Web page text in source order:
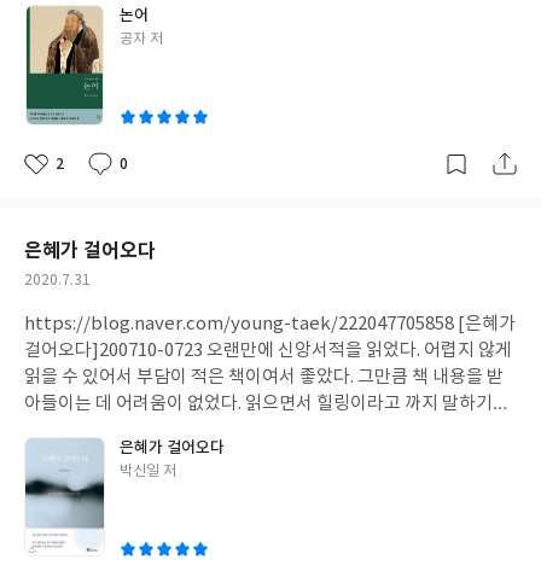
만 어릴 때부터 교육을 받았다고 해서 거짓을 사실인 것처럼 살아가
는 것만은 않는다. 방법이 있다. 그것은 스스로 찾아보는 것이다. 하
지만 현대사회는 생각할 시간을 허락하지 않기 때문에 쉽지 않은 것
이다. 그럼에도 벗어나는 최고의 방법은 본인 스스로 찾아보는 것이
다. 그 다음은 듣는 것이다. 그렇기에 우리가 거짓 메시지를 분별하
다른 사람 3명이 손가락으로 가리키며 쳐다보면 따라 본다고 한다.
것이 사실이 아닐 수도 있다. 그 이상의 사람일지라도 똑같다. 많이
보고 들린다고 해서 그것이 사실이라고 확신할 수는 없다. 자신이 직
구하고 두드려야 한다. 의도적으로, 그리고 의식적으로. 멍청하게
보였던 노아처럼 듣고 움직여야 한다. 그렇기에 말씀 앞에 가야 한
다. 잠언에서 방법과 처세를 얻는 것이 아니라 잠언에서 핵심적으로
말하는 '하나님을 경외하는 모습'을 바라봐야 한다. 솔로몬의 지혜
를 얻고 싶다면 지혜이신 그분께 엎드려야 한다.
욱 증폭된다. 말그대로 진퇴양난의 상황인 것이다. 맞이하고 싶지 않
은 모습은 가까워오는데 추구하고 싶은 모습은 멀어져만 가는 상황
속에서 마음의 감기인 우울함은 짙어져만 간다. 자신을 향한 다독임
과 격려의 소리보다 우려의 시선과 목소리가 더 크고 또렷하게 들리
기에 더욱 그러하다. 무엇보다 다양한 사람을 만나면서, 혹은 말씀
을 들으면서 생각을 지키고 날을 갈 시간은 줄어들기에 나타는 현상
이다. 이렇게 홀로 있는 시간이 길어질수록, 또한 홀로 있는 시간이
키라 생명의 근원이 이에서 남이라" 이런 때일수록 마음을 더욱 지
켜야 한다. 부정의 언어가, 우려의 목소리가 가까운 곳에서 깊게 속
삭일수록 더욱. 이런 상황일수록 우리는 '시작에서 답을 찾아야' 한
다. 우리는 시작점에서 답을 찾을 수 있다. 흔히들 마음이 흔들릴수
록 초심을 되돌아보라고 한다. 초심을 다시 붙잡으라고 말한다. 그
이유는 무엇일까? 처음 시작한 마음에는 자신만의 계획과 방향이
존재하기 때문이다. 시작했던 그 순간의 마음에는 나아갈 방향에 대
한 확신과 열정이 있기 때문이다. 그렇다면 그리스도인은 어떠해야
할까? 답은 역시 동일하다. 우리의 초심을 돌아봐야 한다. 또한 존재
론적인 기반인 정체성에 대해 살펴봐야 한다.
그에 공자가 말했다. 남이 자신을 나를 알아주지(이해하지) 못함을
걱정하지 말고, 내가 남을 알지(이해하지) 못함을 걱정해야 한다. _
p.30 '퍼스널브랜딩'이란 이름으로 자신을 알리는 것이 미덕인 시
대가 되었다. (중략) 사실 이게 말처럼 쉬운 일은 아니다. 며칠만에
이뤄지는 일도 아니다. 계속 무언가를 하기 힘든 이유는 바로 '관심
받지 못한다'는 생각이다. 누군가 알아봐주지 못하는 건 비교적 괜
기 시작한다. (중략) 자기중심성은 자신을 높이고 남을 낮춘다. 조급
할수록 회의에 젖어들수록, 남을 시기하지 않기 위해서라도, 무엇
보다 건강한 윈윈을 위해서라도 "남이 자신을 알아주지 못함을 걱
정하지 말고, 내가 남을 알지 못함을 걱정해야 한다." 공자가 말했
다. "배우기만 하고 생각하지 않으면 미혹되고, 생각하기만 하고 배
우지 않으면 위태롭다." _ p.39-40 (중략) 모든 학문이 그렇듯이 종
교적 가르침 역시 글자 그대로 받아들이는 것은 바람직하지 않다.
니다. 진짜 나쁜 것은 그것을 '믿음 없음'으로 규정하는 행위이다. 충
분히 의심해봐야 하고 회의를 거쳐야 깨달을 수 있다. '의심을 거친
믿음'이 더 흔들리지 않는다. 도마가 예수님을 의심했을 때 주님은
그를 꾸짖지 않으셨음 기억해야 한다. 배우기만 하고 생각하지 않으
면 그럴듯해 보이는 것에 속기 쉽다. 항상 사단은 '광명의 천사'로 가
논어
글
공자 저
좋
2
댓
0
작
은혜가 걸어오다
작
일
2020.7.31
https://blog.naver.com/young-taek/222047705858 [은혜가
걸어오다]200710-0723 오랜만에 신앙서적을 읽었다. 어렵지 않게
읽을 수 있어서 부담이 적은 책이여서 좋았다. 그만큼 책 내용을 받
아들이는 데 어려움이 없었다. 읽으면서 힐링이라고 까지 말하기는
시간이었다. 하나님께서 나와 함께 하신다는 사실, 그리고 다른 사
람에게도 동일하시다는 사실, 마지막으로 누군가의 하나님인 동시
에 나의 하나님이라는 사실. 책을 읽으면서 좋았던 문장은 많다. 새
롭게 알게 된 부분도 있다(특히 라헬에 관한 내용). 살아 있는 믿음은
그 음성에 반응하는 것입니다._P.53 야곱의 이름이 무엇입니까? 빼
은혜가 걸어오다
글
박신일 저